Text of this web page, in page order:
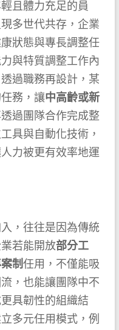
且體力充足的員
多世代共存，企業
狀態與專長調整任
與特質調整工作內
過職務再設計，某
務，讓中高齡或新
過團隊合作完成整
具與自動化技術，
力被更有效率地運
，往往是因為傳統
若能開放部分工
制任用，不僅能吸
，也能讓團隊中不
具韌性的組織結
多元任用模式，例